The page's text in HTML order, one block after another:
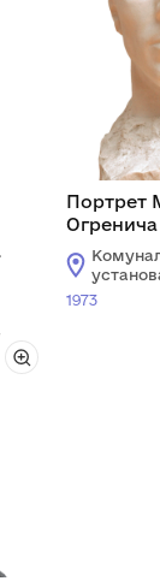
Портрет
Огренича
1973